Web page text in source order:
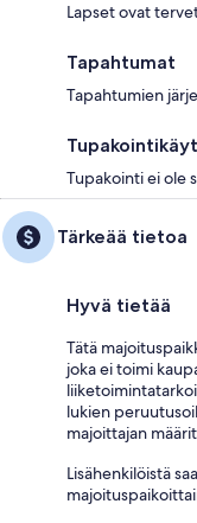
Lapset ovat
Tapahtumat
Tapahtumien
Tupakointi ei ole
Tärkeää tietoa
Hyvä tietää
Tätä
joka ei toimi
lukien
majoittajan
Lisähenkilöistä